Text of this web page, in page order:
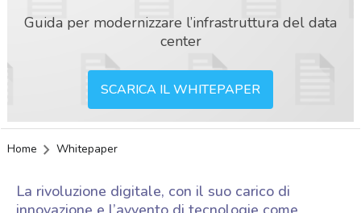
Guida per modernizzare l’infrastruttura del data
center
SCARICA IL WHITEPAPER
Home Whitepaper
La rivoluzione digitale, con il suo carico di